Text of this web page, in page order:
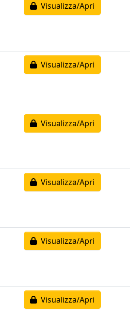
Visualizza/Apri
Visualizza/Apri
Visualizza/Apri
Visualizza/Apri
Visualizza/Apri
Visualizza/Apri